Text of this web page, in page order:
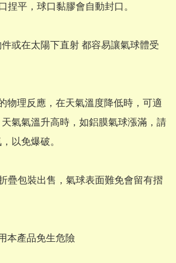
捏平，球口黏膠會自動封口。
或在太陽下直射 都容易讓氣球體受
物理反應，在天氣溫度降低時，可適
氣氣溫升高時，如鋁膜氣球漲滿，請
以免爆破。
疊包裝出售，氣球表面難免會留有摺
本產品免生危險